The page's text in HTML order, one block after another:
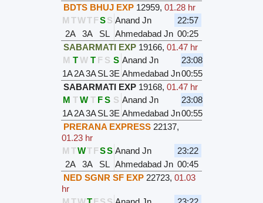
BDTS BHUJ EXP 12959,01.28 hr
M TWTFSS Anand Jn
22:57
2A
3A SL Ahmedabad Jn 00:25
SABARMATI EXP 19166,01.47 hr
M T W T F S S Anand Jn
23:08
1A2A3ASL3E Ahmedabad Jn00:55
SABARMATI EXP 19168,01.47 hr
M T W T F S S Anand Jn
23:08
1A2A3ASL3E Ahmedabad Jn00:55
PRERANA EXPRESS 22137,
01.23 hr
M TWTFSS Anand Jn
23:22
2A
3A SL Ahmedabad Jn 00:45
NED SGNR SF EXP 22723,01.03
hr